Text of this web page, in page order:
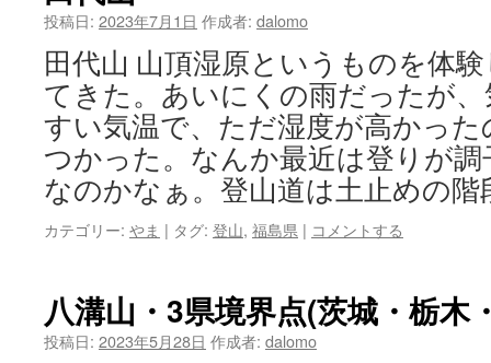
投稿日: 2023年7月1日 作成者: dalomo
田代山 山頂湿原というものを体
てきた。あいにくの雨だったが
すい気温で、ただ湿度が高かっ
つかった。なんか最近は登りが
なのかなぁ。登山道は土止めの
カテゴリー: やま | タグ: 登山, 福島県 | コメントする
八溝山・3県境界点(茨城・栃木
投稿日: 2023年5月28日 作成者: dalomo